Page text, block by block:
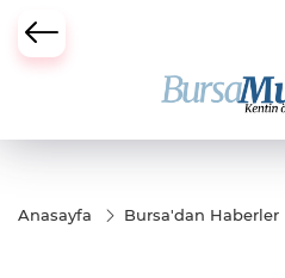
Büyükşehir Darbesi
Anasayfa Bursa'dan Haberler